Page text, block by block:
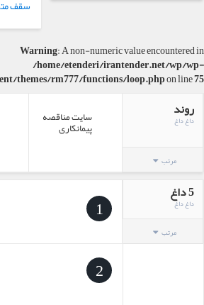
سقف
Warning: A non-numeric value encountered in
/home/etenderi/irantender.net/wp/wp-
themes/rm777/functions/loop.phpon line75
روند
داغ داغ
مرتب
سایت مناقصه
پیمانکاری
5 داغ
داغ داغ
مرتب
1
2